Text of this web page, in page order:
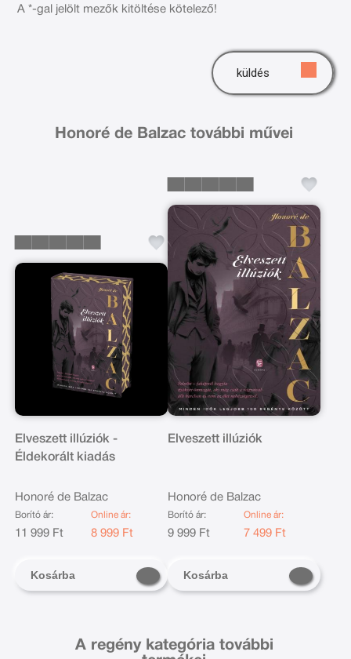
A *-gal jelölt mezők kitöltése kötelező!
küldés
Honoré de Balzac további művei
Elveszett illúziók -
Éldekorált kiadás
Honoré de Balzac
Borító ár:
11 999 Ft
Online ár:
8 999 Ft
Kosárba
Elveszett illúziók
Honoré de Balzac
Borító ár:
9 999 Ft
Online ár:
7 499 Ft
Kosárba
A regény kategória további